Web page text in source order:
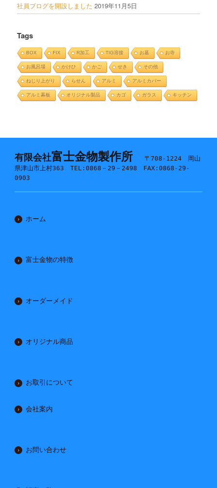
社員ブログを開設しました 2019年11月5日
Tags
BOX FIX R加工 TIG溶接 お墓 お寺
お風呂場 かけひ かご せき その他
ねじり上がり らせん アルミ アルミカバー
アルミ幕板 オリジナル製品 カゴ ガラス キッチン
有限会社富士金物製作所
〒708-1224 岡山
県津山市上村363 TEL:0868－29－2498 FAX:0868-29-
0903
ホーム
富士金物の特徴
オーダーメイド
オリジナル商品
お取引について
会社案内
お問い合わせ